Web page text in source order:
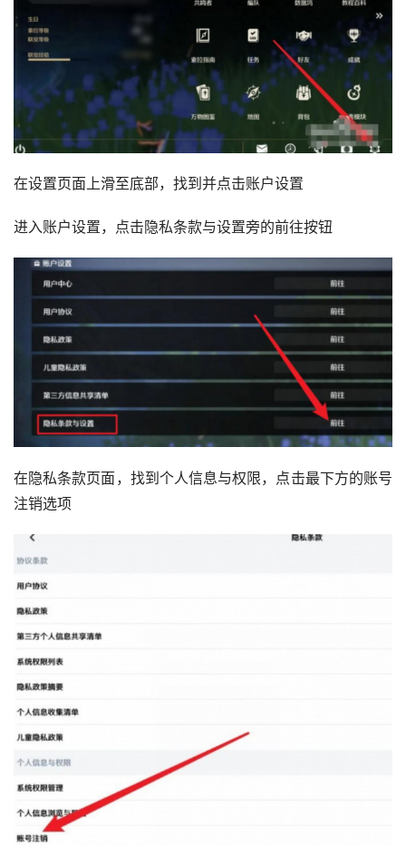
在设置页面上滑至底部，找到并点击账户设置
进入账户设置，点击隐私条款与设置旁的前往按钮
在隐私条款页面，找到个人信息与权限，点击最下方的账号
注销选项